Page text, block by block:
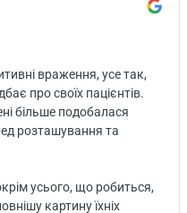
враження, усе так,
про своїх пацієнтів.
більше подобалася
розташування та
усього, що робиться,
картину їхніх